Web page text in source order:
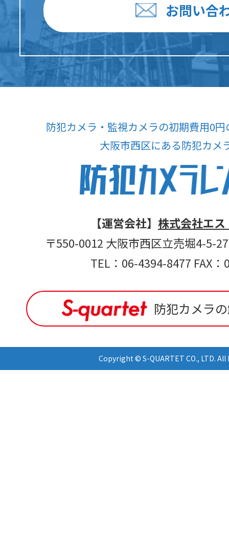
お問い合
防犯カメラ・監視カメラの初期費用0
大阪市西区にある防犯カメ
【運営会社】 株式会社エ
〒550-0012 大阪市西区立売堀4-5-
TEL：06-4394-8477 FAX
防犯カメラ
Copyright © S-QUARTET CO., LTD.